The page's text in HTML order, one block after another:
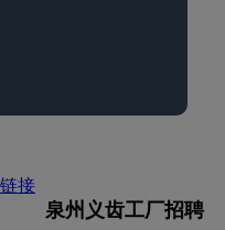
接
泉州义齿工厂招聘